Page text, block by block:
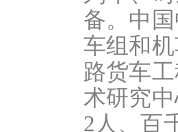
备。中
车组和
路货车
术研究
2人、百